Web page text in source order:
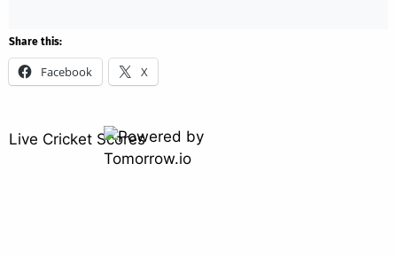
Share this:
Facebook X
Live Cricket Scores